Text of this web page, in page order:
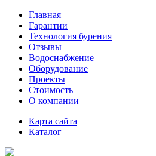
Главная
Гарантии
Технология бурения
Отзывы
Водоснабжение
Оборудование
Проекты
Стоимость
О компании
Карта сайта
Каталог